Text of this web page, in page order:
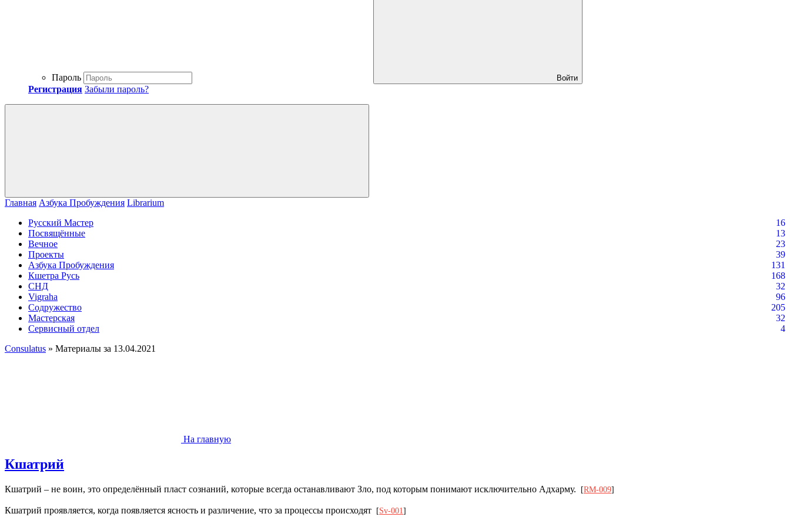
Пароль Войти
Регистрация Забыли пароль?
Главная Азбука Пробуждения Librarium
Русский Мастер
16
Посвящённые
13
Вечное
23
Проекты
39
Азбука Пробуждения
131
Кшетра Русь
168
СНД
32
Vigraha
96
Содружество
205
Мастерская
32
Сервисный отдел
4
Consulatus » Материалы за 13.04.2021
На главную
Кшатрий
Кшатрий – не воин, это определённый пласт сознаний, которые всегда останавливают Зло, под которым понимают исключительно Адхарму. [RM-009]
Кшатрий проявляется, когда появляется ясность и различение, что за процессы происходят [Sv-001 ]